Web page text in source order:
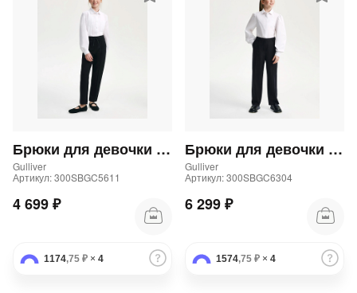
Брюки для девочки трикотажные прямого кроя черные
Gulliver
Артикул: 300SBGC5611
4 699 ₽
1174,75 ₽ × 4
Брюки для девочки школьные прямые синие
Gulliver
Артикул: 300SBGC6304
6 299 ₽
1574,75 ₽ × 4